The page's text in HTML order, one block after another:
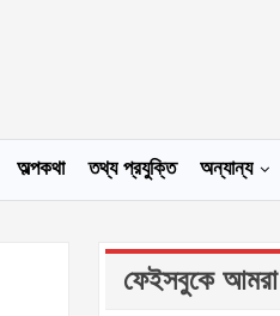
অল্পকথা তথ্য প্রযুক্তি অন্যান্য
ফেইসবুকে আমরা